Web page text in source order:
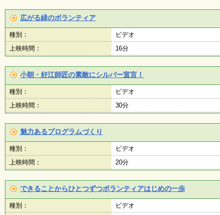
ン
い
ち
ょ
う
並
子
ど
も
け
イ
ベ
ン
ト
ガ
イ
ド
広がる緑のボランティア
種別：
ビデオ
上映時間：
16分
小朝・好江師匠の素敵にシルバー宣言！
種別：
ビデオ
上映時間：
30分
魅力あるプログラムづくり
種別：
ビデオ
上映時間：
20分
できることからひとつずつボランティアはじめの一歩
種別：
ビデオ